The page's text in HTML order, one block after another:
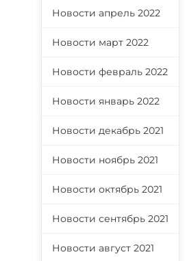
Новости апрель 2022
Новости март 2022
Новости февраль 2022
Новости январь 2022
Новости декабрь 2021
Новости ноябрь 2021
Новости октябрь 2021
Новости сентябрь 2021
Новости август 2021